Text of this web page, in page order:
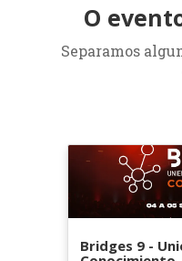
O
Separamos
Bridges 9 -